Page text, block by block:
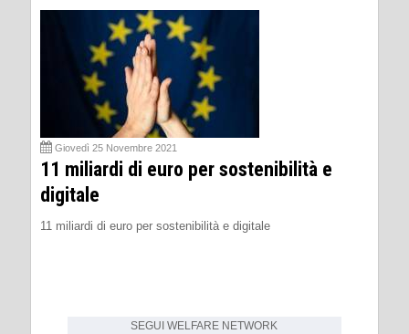
Giovedì 25 Novembre 2021
11 miliardi di euro per sostenibilità e
digitale
11 miliardi di euro per sostenibilità e digitale
SEGUIWELFARE NETWORK